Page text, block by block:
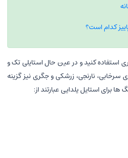
کدام است؟
استفاده کنید و در عین حال استایلی تک و
نارنجی، زرشکی و جگری نیز گزینه
برای استایل یلدایی عبارتند از: